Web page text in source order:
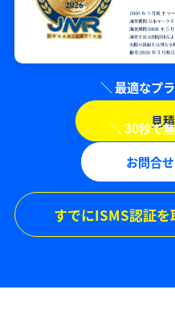
見
お問合
すでにISMS認証